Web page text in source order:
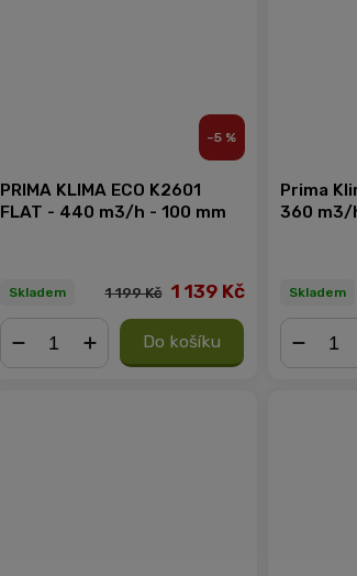
–5 %
PRIMA KLIMA ECO K2601
FLAT - 440 m3/h - 100 mm
Skladem 1 199 Kč 1 139 Kč
Do košíku
Prima
360 m3/
Skladem